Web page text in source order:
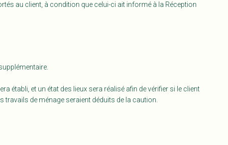
au client, à condition que celui-ci ait informé à la Réception
établi, et un état des lieux sera réalisé afin de vérifier si le client
de ménage seraient déduits de la caution.